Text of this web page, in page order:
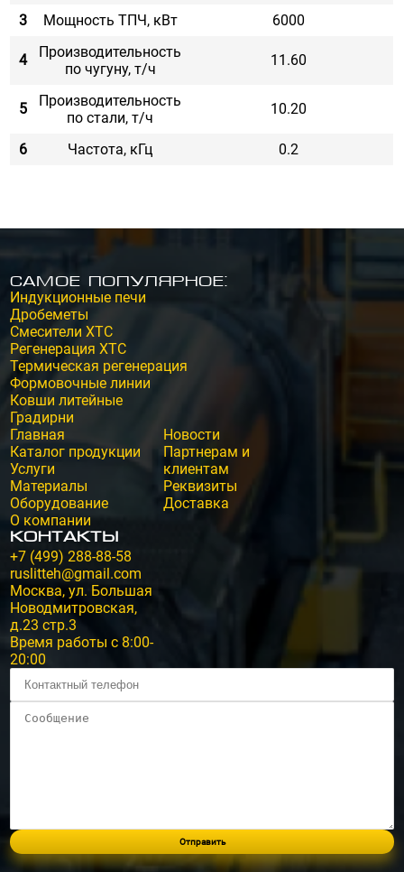
3
Мощность ТПЧ, кВт 6000
4
Производительность
по чугуну, т/ч
11.60
5
Производительность
по стали, т/ч
10.20
6 Частота, кГц 0.2
Самое популярное:
Индукционные печи
Дробеметы
Смесители ХТС
Регенерация ХТС
Термическая регенерация
Формовочные линии
Ковши литейные
Градирни
Главная
Каталог продукции
Услуги
Материалы
Оборудование
О компании
Новости
Партнерам и
клиентам
Реквизиты
Доставка
Контакты
+7 (499) 288-88-58
ruslitteh@gmail.com
Москва, ул. Большая
Новодмитровская,
д.23 стр.3
Время работы с 8:00-
20:00